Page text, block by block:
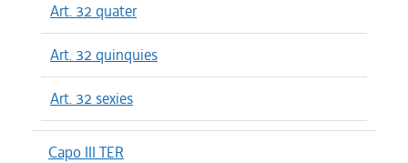
Art. 32 quater
Art. 32 quinquies
Art. 32 sexies
Capo III TER